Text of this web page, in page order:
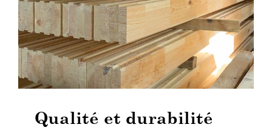
Qualité et durabilité